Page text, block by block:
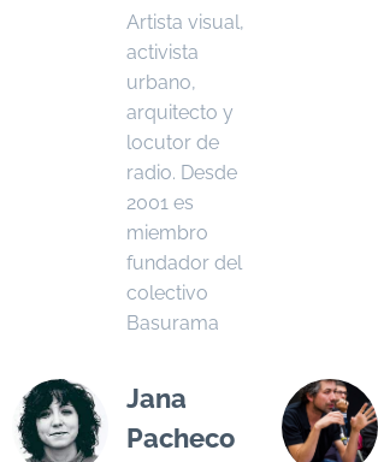
Artista visual,
activista
urbano,
arquitecto y
locutor de
radio. Desde
2001 es
miembro
fundador del
colectivo
Basurama
Jana
Pacheco